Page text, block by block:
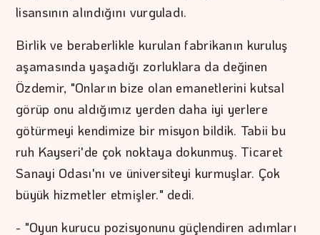
lisansının alındığını vurguladı.
Birlik ve beraberlikle kurulan fabrikanın kuruluş
aşamasında yaşadığı zorluklara da değinen
Özdemir, "Onların bize olan emanetlerini kutsal
görüp onu aldığımız yerden daha iyi yerlere
götürmeyi kendimize bir misyon bildik. Tabii bu
ruh Kayseri'de çok noktaya dokunmuş. Ticaret
Sanayi Odası'nı ve üniversiteyi kurmuşlar. Çok
büyük hizmetler etmişler." dedi.
- "Oyun kurucu pozisyonunu güçlendiren adımları